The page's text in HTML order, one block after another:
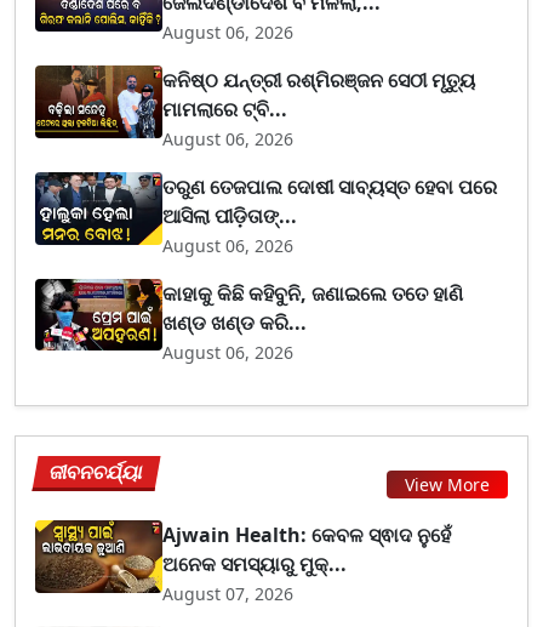
August 06, 2026
କନିଷ୍ଠ ଯନ୍ତ୍ରୀ ରଶ୍ମିରଞ୍ଜନ ସେଠୀ ମୃତ୍ୟୁ
ମାମଲାରେ ଟ୍ବି...
August 06, 2026
ତରୁଣ ତେଜପାଲ ଦୋଷୀ ସାବ୍ୟସ୍ତ ହେବା ପରେ
ଆସିଲା ପୀଡ଼ିତାଙ୍...
August 06, 2026
କାହାକୁ କିଛି କହିବୁନି, ଜଣାଇଲେ ତତେ ହାଣି
ଖଣ୍ଡ ଖଣ୍ଡ କରି...
August 06, 2026
ଜୀବନଚର୍ଯ୍ୟା View More
Ajwain Health: କେବଳ ସ୍ଵାଦ ନୁହେଁ
ଅନେକ ସମସ୍ୟାରୁ ମୁକ୍...
August 07, 2026